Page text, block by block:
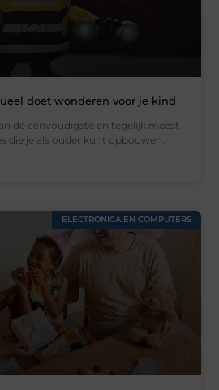
doet wonderen voor je kind
de eenvoudigste en tegelijk meest
die je als ouder kunt opbouwen.
ELECTRONICA EN COMPUTERS